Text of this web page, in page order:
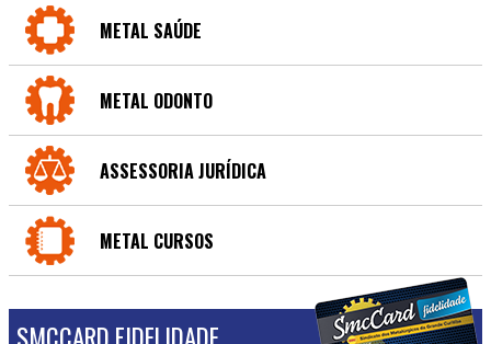
METAL SAÚDE
METAL ODONTO
ASSESSORIA JURÍDICA
METAL CURSOS